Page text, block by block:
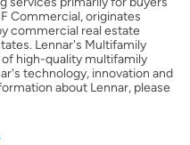
venta
Commercial, originates
commercial real estate
Lennar's Multifamily
high-quality multifamily
technology, innovation and
about Lennar, please